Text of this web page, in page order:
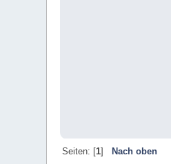
Seiten: [1]
Nach oben